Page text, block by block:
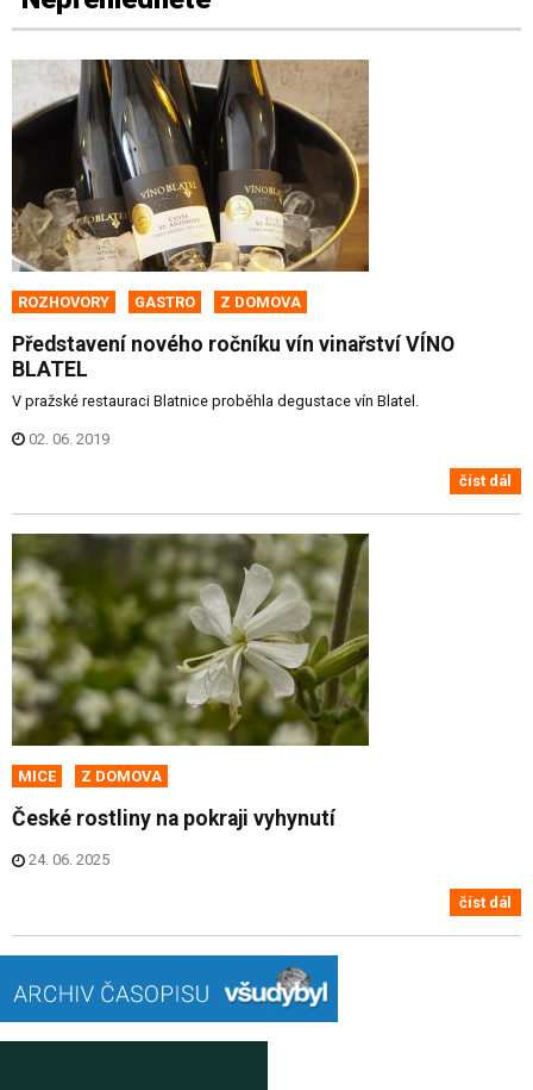
ROZHOVORY GASTRO Z DOMOVA
Představení nového ročníku vín vinařství VÍNO
BLATEL
V pražské restauraci Blatnice proběhla degustace vín Blatel.
02. 06. 2019
číst dál
MICE Z DOMOVA
České rostliny na pokraji vyhynutí
24. 06. 2025
číst dál